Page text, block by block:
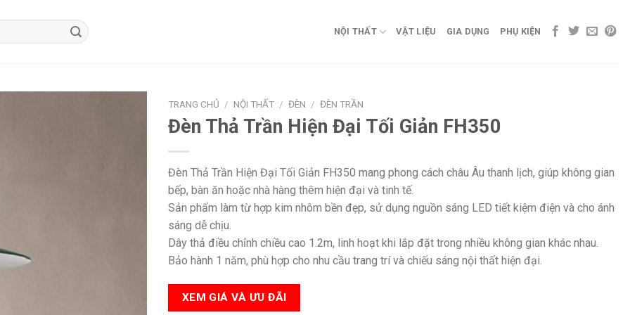
NỘI THẤT VẬT LIỆU GIA DỤNG PHỤ KIỆN
TRANG CHỦ / NỘI THẤT / ĐÈN / ĐÈN TRẦN
Đèn Thả Trần Hiện Đại Tối Giản FH350
Đèn Thả Trần Hiện Đại Tối Giản FH350 mang phong cách châu Âu thanh lịch, giúp không gian
bếp, bàn ăn hoặc nhà hàng thêm hiện đại và tinh tế.
Sản phẩm làm từ hợp kim nhôm bền đẹp, sử dụng nguồn sáng LED tiết kiệm điện và cho ánh
sáng dễ chịu.
Dây thả điều chỉnh chiều cao 1.2m, linh hoạt khi lắp đặt trong nhiều không gian khác nhau.
Bảo hành 1 năm, phù hợp cho nhu cầu trang trí và chiếu sáng nội thất hiện đại.
XEM GIÁ VÀ ƯU ĐÃI